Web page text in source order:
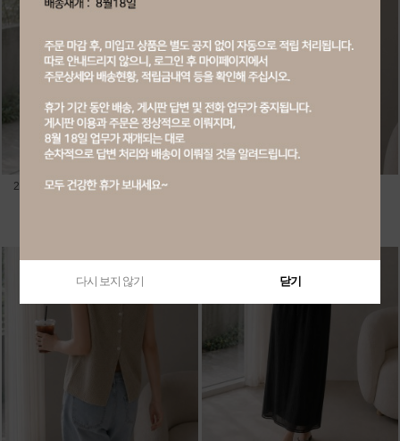
20182-린넨 라운드 반팔 니트 가디건
다시 보지 않기 닫기